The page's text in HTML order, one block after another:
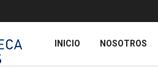
INICIO NOSOTROS